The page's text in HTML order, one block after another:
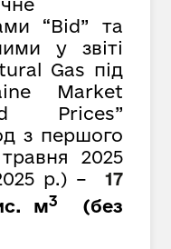
“Bid” та
у звіті
Gas під
Market
Prices”
з першого
2025
р.) –
17
м3
(без